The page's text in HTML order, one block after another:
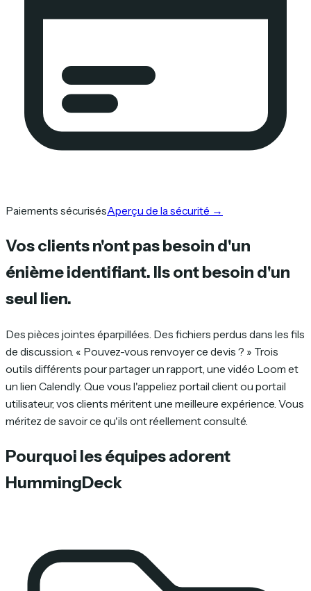
Paiements sécurisésAperçu de la sécurité →
Vos clients n'ont pas besoin d'un
énième identifiant. Ils ont besoin d'un
seul lien.
Des pièces jointes éparpillées. Des fichiers perdus dans les fils
de discussion. « Pouvez-vous renvoyer ce devis ? » Trois
outils différents pour partager un rapport, une vidéo Loom et
un lien Calendly. Que vous l'appeliez portail client ou portail
utilisateur, vos clients méritent une meilleure expérience. Vous
méritez de savoir ce qu'ils ont réellement consulté.
Pourquoi les équipes adorent
HummingDeck